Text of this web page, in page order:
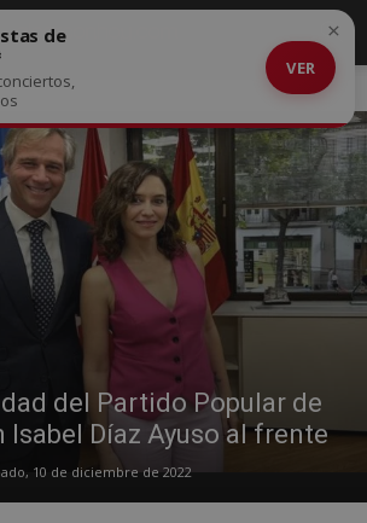
del Partido Popular de
Díaz Ayuso al frente
10 de diciembre de 2022
de
VER
×